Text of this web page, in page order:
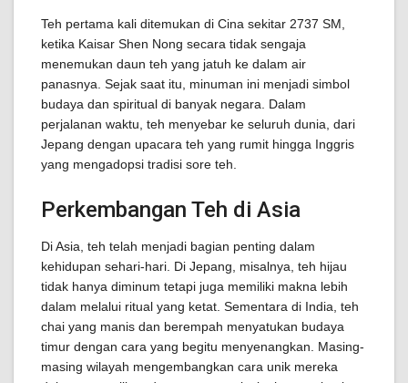
Teh pertama kali ditemukan di Cina sekitar 2737 SM,
ketika Kaisar Shen Nong secara tidak sengaja
menemukan daun teh yang jatuh ke dalam air
panasnya. Sejak saat itu, minuman ini menjadi simbol
budaya dan spiritual di banyak negara. Dalam
perjalanan waktu, teh menyebar ke seluruh dunia, dari
Jepang dengan upacara teh yang rumit hingga Inggris
yang mengadopsi tradisi sore teh.
Perkembangan Teh di Asia
Di Asia, teh telah menjadi bagian penting dalam
kehidupan sehari-hari. Di Jepang, misalnya, teh hijau
tidak hanya diminum tetapi juga memiliki makna lebih
dalam melalui ritual yang ketat. Sementara di India, teh
chai yang manis dan berempah menyatukan budaya
timur dengan cara yang begitu menyenangkan. Masing-
masing wilayah mengembangkan cara unik mereka